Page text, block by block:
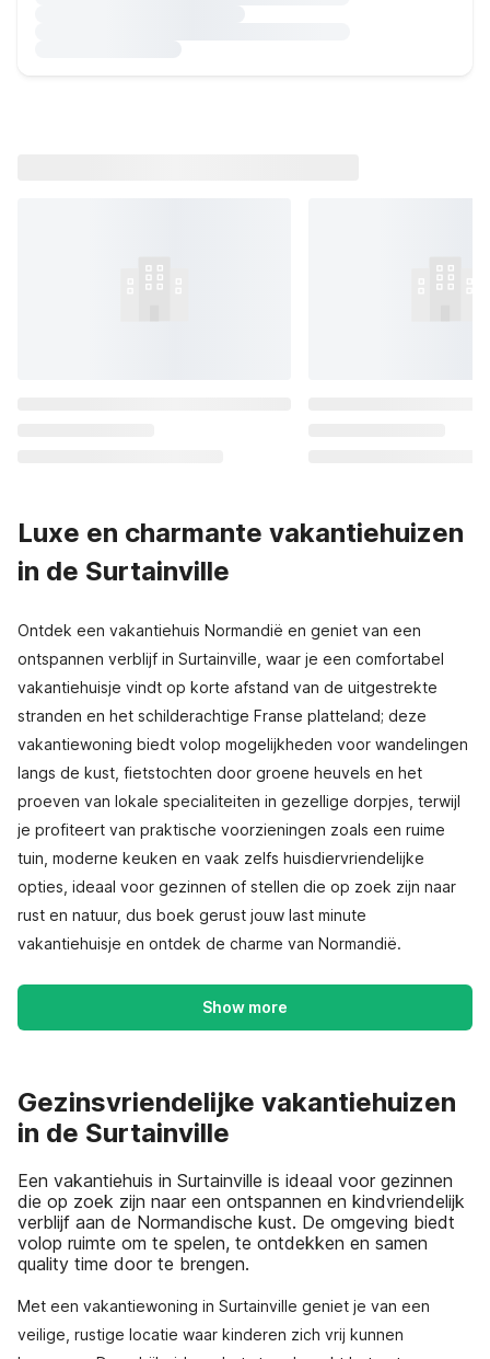
Luxe en charmante vakantiehuizen
in de Surtainville
Ontdek een vakantiehuis Normandië en geniet van een
ontspannen verblijf in Surtainville, waar je een comfortabel
vakantiehuisje vindt op korte afstand van de uitgestrekte
stranden en het schilderachtige Franse platteland; deze
vakantiewoning biedt volop mogelijkheden voor wandelingen
langs de kust, fietstochten door groene heuvels en het
proeven van lokale specialiteiten in gezellige dorpjes, terwijl
je profiteert van praktische voorzieningen zoals een ruime
tuin, moderne keuken en vaak zelfs huisdiervriendelijke
opties, ideaal voor gezinnen of stellen die op zoek zijn naar
rust en natuur, dus boek gerust jouw last minute
vakantiehuisje en ontdek de charme van Normandië.
Show more
Gezinsvriendelijke vakantiehuizen
in de Surtainville
Een vakantiehuis in Surtainville is ideaal voor gezinnen
die op zoek zijn naar een ontspannen en kindvriendelijk
verblijf aan de Normandische kust. De omgeving biedt
volop ruimte om te spelen, te ontdekken en samen
quality time door te brengen.
Met een vakantiewoning in Surtainville geniet je van een
veilige, rustige locatie waar kinderen zich vrij kunnen